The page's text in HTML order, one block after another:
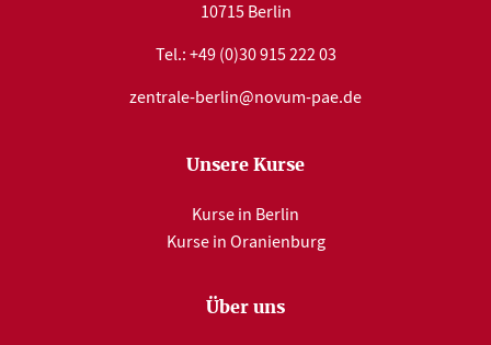
10715 Berlin
Tel.: +49 (0)30 915 222 03
zentrale-berlin@novum-pae.de
Unsere Kurse
Kurse in Berlin
Kurse in Oranienburg
Über uns